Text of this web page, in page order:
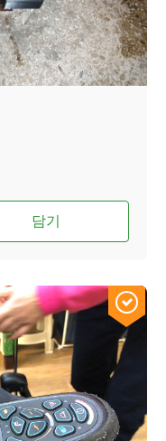
담기